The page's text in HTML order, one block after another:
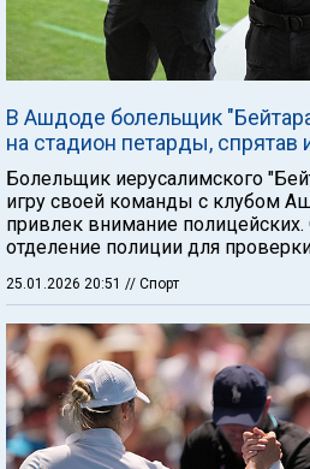
В Ашдоде болельщик
на стадион петарды, спрятав
Болельщик иерусалимского
игру своей команды с клубом
привлек внимание
отделение полиции для
25.01.2026 20:51 // Спорт